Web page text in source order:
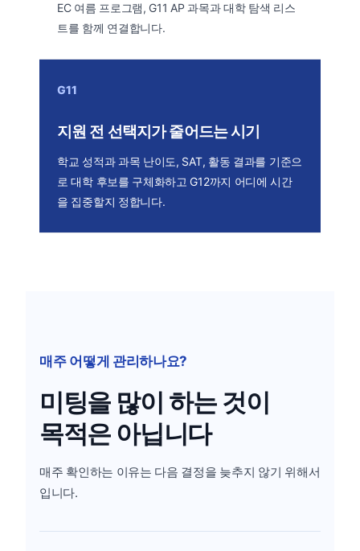
EC 여름 프로그램, G11 AP 과목과 대학 탐색 리스
트를 함께 연결합니다.
G11
지원 전 선택지가 줄어드는 시기
학교 성적과 과목 난이도, SAT, 활동 결과를 기준으
로 대학 후보를 구체화하고 G12까지 어디에 시간
을 집중할지 정합니다.
매주 어떻게 관리하나요?
미팅을 많이 하는 것이
목적은 아닙니다
매주 확인하는 이유는 다음 결정을 늦추지 않기 위해서
입니다.